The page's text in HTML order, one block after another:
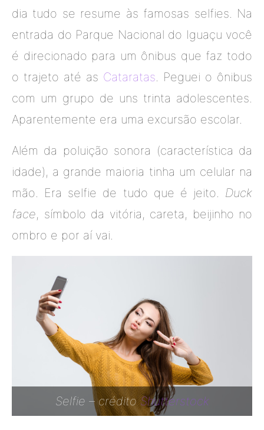
dia tudo se resume às famosas selfies. Na
entrada do Parque Nacional do Iguaçu você
é direcionado para um ônibus que faz todo
o trajeto até as Cataratas . Peguei o ônibus
com um grupo de uns trinta adolescentes.
Aparentemente era uma excursão escolar.
Além da poluição sonora (característica da
idade), a grande maioria tinha um celular na
mão. Era selfie de tudo que é jeito. Duck
face, símbolo da vitória, careta, beijinho no
ombro e por aí vai.
Selfie – créditoShutterstock